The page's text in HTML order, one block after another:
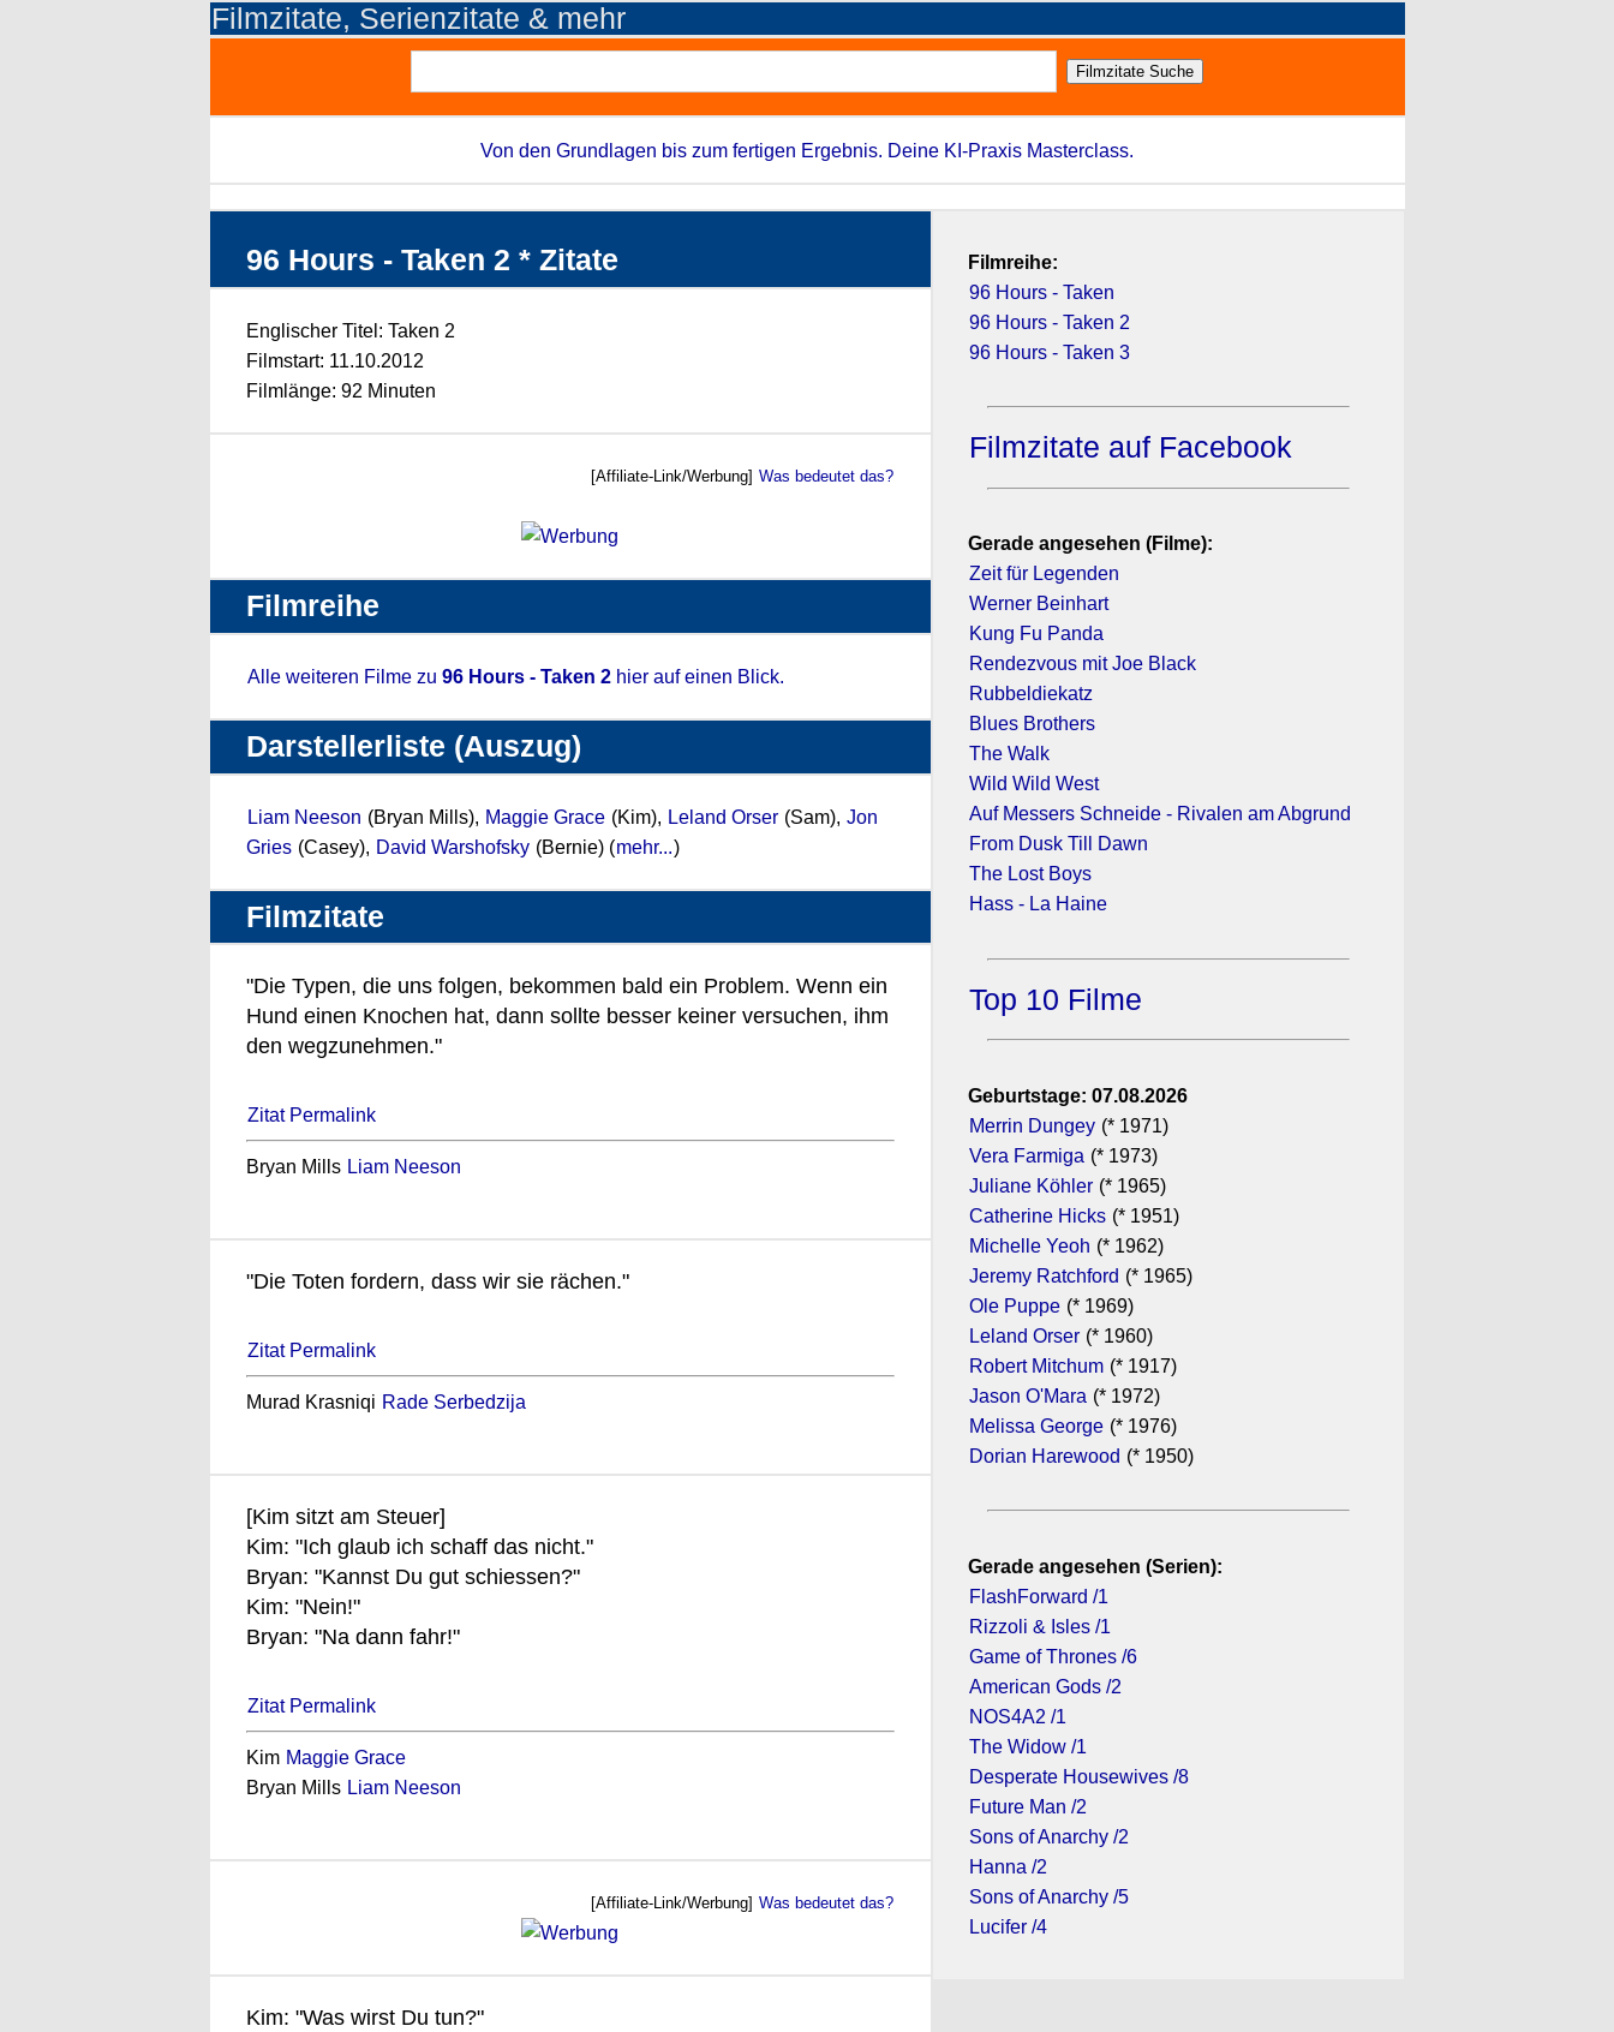
Filmzitate, Serienzitate & mehr
Von den Grundlagen bis zum fertigen Ergebnis. Deine KI-Praxis Masterclass.
96 Hours - Taken 2 * Zitate
Englischer Titel: Taken 2
Filmstart: 11.10.2012
Filmlänge: 92 Minuten
[Affiliate-Link/Werbung] Was bedeutet das?
Filmreihe
Alle weiteren Filme zu 96 Hours - Taken 2hier auf einen Blick.
Darstellerliste (Auszug)
Liam Neeson (Bryan Mills), Maggie Grace (Kim), Leland Orser (Sam), Jon
Gries (Casey), David Warshofsky (Bernie) (mehr...)
Filmzitate
"Die Typen, die uns folgen, bekommen bald ein Problem. Wenn ein
Hund einen Knochen hat, dann sollte besser keiner versuchen, ihm
den wegzunehmen."
Zitat Permalink
Bryan Mills Liam Neeson
"Die Toten fordern, dass wir sie rächen."
Zitat Permalink
Murad Krasniqi Rade Serbedzija
[Kim sitzt am Steuer]
Kim: "Ich glaub ich schaff das nicht."
Bryan: "Kannst Du gut schiessen?"
Kim: "Nein!"
Bryan: "Na dann fahr!"
Zitat Permalink
Kim Maggie Grace
Bryan Mills Liam Neeson
[Affiliate-Link/Werbung] Was bedeutet das?
Kim: "Was wirst Du tun?"
Filmreihe:
96 Hours - Taken
96 Hours - Taken 2
96 Hours - Taken 3
Filmzitate auf Facebook
Gerade angesehen (Filme):
Zeit für Legenden
Werner Beinhart
Kung Fu Panda
Rendezvous mit Joe Black
Rubbeldiekatz
Blues Brothers
The Walk
Wild Wild West
Auf Messers Schneide - Rivalen am Abgrund
From Dusk Till Dawn
The Lost Boys
Hass - La Haine
Top 10 Filme
Geburtstage: 07.08.2026
Merrin Dungey (* 1971)
Vera Farmiga (* 1973)
Juliane Köhler (* 1965)
Catherine Hicks (* 1951)
Michelle Yeoh (* 1962)
Jeremy Ratchford (* 1965)
Ole Puppe (* 1969)
Leland Orser (* 1960)
Robert Mitchum (* 1917)
Jason O'Mara (* 1972)
Melissa George (* 1976)
Dorian Harewood (* 1950)
Gerade angesehen (Serien):
FlashForward /1
Rizzoli & Isles /1
Game of Thrones /6
American Gods /2
NOS4A2 /1
The Widow /1
Desperate Housewives /8
Future Man /2
Sons of Anarchy /2
Hanna /2
Sons of Anarchy /5
Lucifer /4